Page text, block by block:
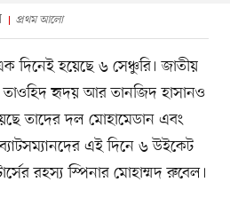
প্রথম আলো
দিনেই হয়েছে ৬ সেঞ্চুরি। জাতীয়
তাওহিদ হৃদয় আর তানজিদ হাসানও
তাদের দল মোহামেডান এবং
ব্যাটসম্যানদের এই দিনে ৬ উইকেট
রহস্য স্পিনার মোহাম্মদ রুবেল।